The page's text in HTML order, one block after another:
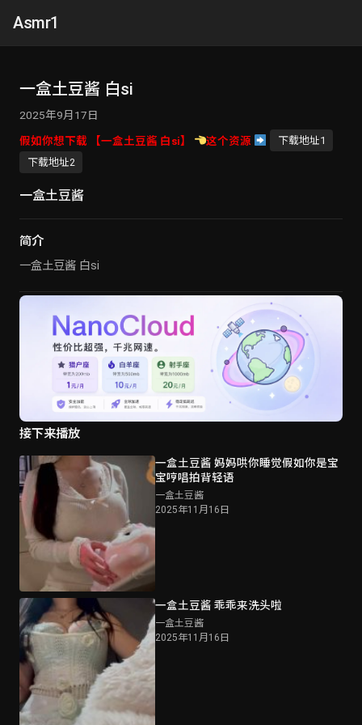
Asmr1
一盒土豆酱 白si
2025年9月17日
假如你想下载 【一盒土豆酱 白si】
这个资源
下载地址1
下载地址2
一盒土豆酱
简介
一盒土豆酱 白si
接下来播放
一盒土豆酱 妈妈哄你睡觉假如你是宝
宝哼唱拍背轻语
一盒土豆酱
2025年11月16日
一盒土豆酱 乖乖来洗头啦
一盒土豆酱
2025年11月16日